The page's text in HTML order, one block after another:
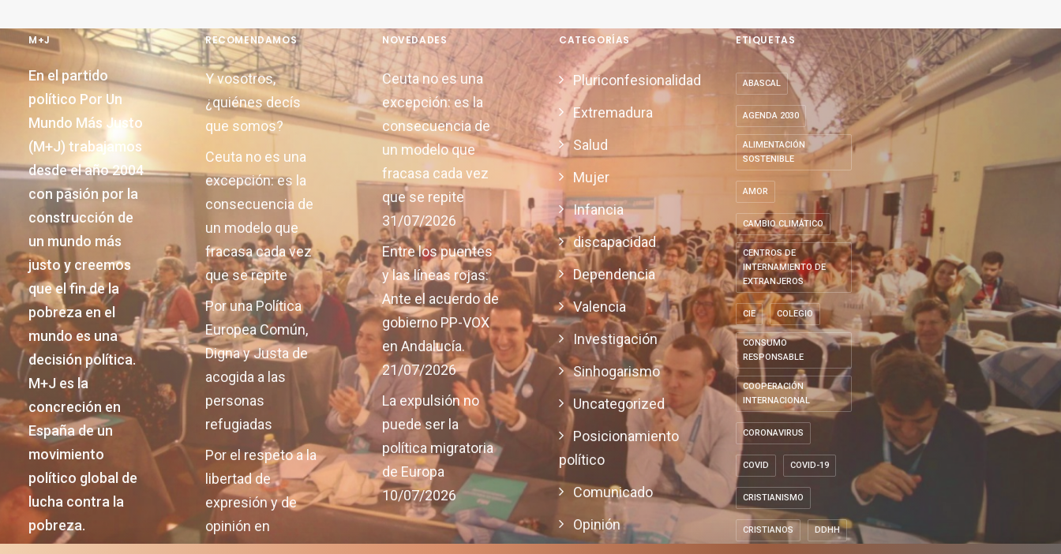
M+J
En el partido
político Por Un
Mundo Más Justo
(M+J) trabajamos
desde el año 2004
con pasión por la
construcción de
un mundo más
justo y creemos
que el fin de la
pobreza en el
mundo es una
decisión política.
M+J es la
concreción en
España de un
movimiento
político global de
lucha contra la
pobreza.
RECOMENDAMOS
Y vosotros,
¿quiénes decís
que somos?
Ceuta no es una
excepción: es la
consecuencia de
un modelo que
fracasa cada vez
que se repite
Por una Política
Europea Común,
Digna y Justa de
acogida a las
personas
refugiadas
Por el respeto a la
libertad de
expresión y de
opinión en
NOVEDADES
Ceuta no es una
excepción: es la
consecuencia de
un modelo que
fracasa cada vez
que se repite
31/07/2026
Entre los puentes
y las líneas rojas:
Ante el acuerdo de
gobierno PP-VOX
en Andalucía.
21/07/2026
La expulsión no
puede ser la
política migratoria
de Europa
10/07/2026
CATEGORÍAS
Pluriconfesionalidad
Extremadura
Salud
Mujer
Infancia
discapacidad
Dependencia
Valencia
Investigación
Sinhogarismo
Uncategorized
Posicionamiento
político
Comunicado
Opinión
ETIQUETAS
ABASCAL
AGENDA 2030
ALIMENTACIÓN
SOSTENIBLE
AMOR
CAMBIO CLIMÁTICO
CENTROS DE
INTERNAMIENTO DE
EXTRANJEROS
CIE COLEGIO
CONSUMO
RESPONSABLE
COOPERACIÓN
INTERNACIONAL
CORONAVIRUS
COVID COVID-19
CRISTIANISMO
CRISTIANOS DDHH